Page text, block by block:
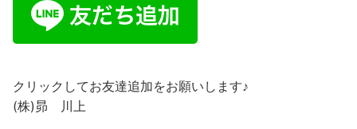
クリックしてお友達追加をお願いします♪
(株)昴 川上